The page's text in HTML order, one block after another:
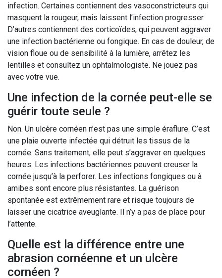
infection. Certaines contiennent des vasoconstricteurs qui
masquent la rougeur, mais laissent l’infection progresser.
D’autres contiennent des corticoïdes, qui peuvent aggraver
une infection bactérienne ou fongique. En cas de douleur, de
vision floue ou de sensibilité à la lumière, arrêtez les
lentilles et consultez un ophtalmologiste. Ne jouez pas
avec votre vue.
Une infection de la cornée peut-elle se
guérir toute seule ?
Non. Un ulcère cornéen n’est pas une simple éraflure. C’est
une plaie ouverte infectée qui détruit les tissus de la
cornée. Sans traitement, elle peut s’aggraver en quelques
heures. Les infections bactériennes peuvent creuser la
cornée jusqu’à la perforer. Les infections fongiques ou à
amibes sont encore plus résistantes. La guérison
spontanée est extrêmement rare et risque toujours de
laisser une cicatrice aveuglante. Il n’y a pas de place pour
l’attente.
Quelle est la différence entre une
abrasion cornéenne et un ulcère
cornéen ?